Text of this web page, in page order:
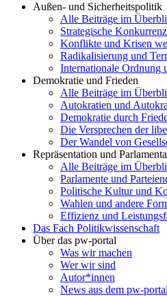
Außen- und Sicherheitspolitik
Alle Beiträge im
Strategische
Konflikte und Krisen
Radikalisierung und
Internationale Ordnung
Demokratie und Frieden
Alle Beiträge im
Autokratien und
Demokratie durch
Die Versprechen der
Der Wandel von
Repräsentation und
Alle Beiträge im
Parlamente und
Politische Kultur und
Wahlen und andere
Effizienz und
Das Fach Politikwissenschaft
Über das pw-portal
Was wir machen
Wer wir sind
Autor*innen
News aus dem pw-portal